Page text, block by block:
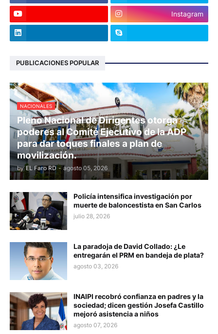
Instagram
PUBLICACIONES POPULAR
NACIONALES
Pleno Nacional de Dirigentes otorga
poderes al Comité Ejecutivo de la ADP
para dar toques finales a plan de
movilización.
by EL Faro RD - agosto 05, 2026
Policía intensifica investigación por
muerte de baloncestista en San Carlos
julio 28, 2026
La paradoja de David Collado: ¿Le
entregarán el PRM en bandeja de plata?
agosto 03, 2026
INAIPI recobró confianza en padres y la
sociedad; dicen gestión Josefa Castillo
mejoró asistencia a niños
agosto 07, 2026